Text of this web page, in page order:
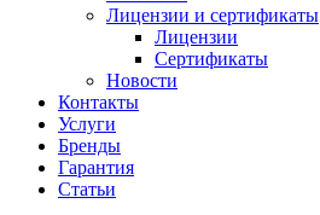
Лицензии и сертификаты
Лицензии
Сертификаты
Новости
Контакты
Услуги
Бренды
Гарантия
Статьи